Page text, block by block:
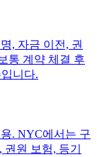
, 자금 이전, 권
통 계약 체결 후
니다.
. NYC에서는 구
원 보험, 등기